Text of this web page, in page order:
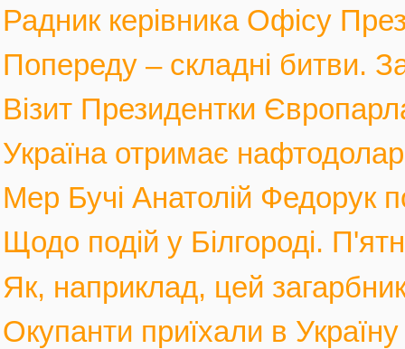
Радник керівника Офісу
Попереду – складні битви.
Візит Президентки
Україна отримає
Мер Бучі Анатолій Федорук
Щодо подій у Білгороді.
Як, наприклад, цей
Окупанти приїхали в